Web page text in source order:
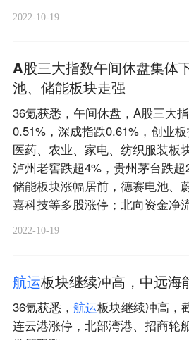
2022-10-19
A股三大指数午间休盘集体
池、储能板块走强
36氪获悉，午间休盘，A股三大
0.51%，深成指跌0.61%，创业板
医药、农业、家电、纺织服装板
泸州老窖跌超4%，贵州茅台跌超
储能板块涨幅居前，德赛电池、
嘉科技等多股涨停；北向资金净
2022-10-19
航运板块继续冲高，中远海
36氪获悉， 航运板块继续冲高，
连云港涨停，北部湾港、招商轮